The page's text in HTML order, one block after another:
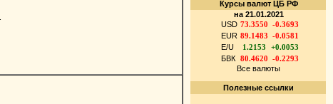
Курсы валют ЦБ РФ
на 21.01.2021
USD 73.3550 -0.3693
EUR 89.1483 -0.0581
E/U
1.2153
+0.0053
БВК 80.4620 -0.2293
Все валюты
Полезные ссылки